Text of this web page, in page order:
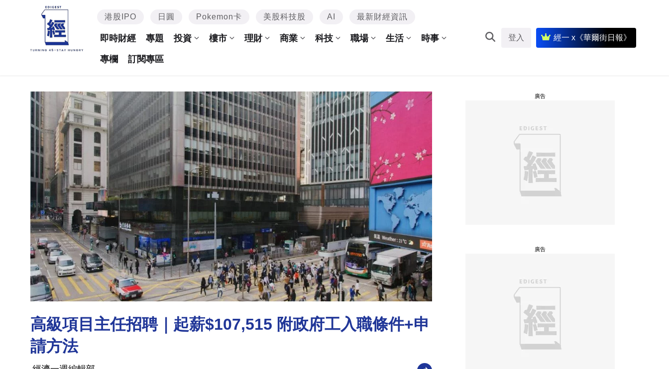
港股IPO 日圓 Pokemon卡 美股科技股 AI 最新財經資訊
即時財經 專題 投資 樓市 理財 商業 科技 職場 生活 時事
專欄 訂閱專區
登入 經一 x《華爾街日報》
高級項目主任招聘｜起薪$107,515 附政府工入職條件+申
請方法
廣告
廣告